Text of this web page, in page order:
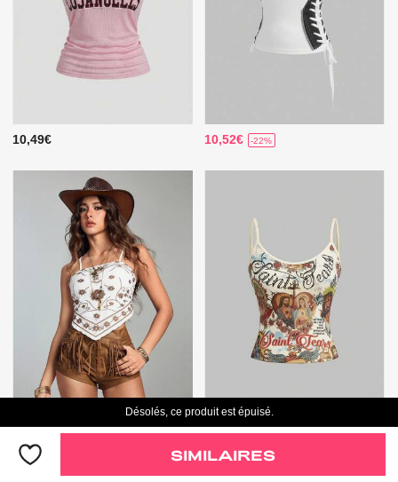
10,49€ 10,52€ -22%
6,25€ -50% 8,96€ -22%
Désolés, ce produit est épuisé.
SIMILAIRES